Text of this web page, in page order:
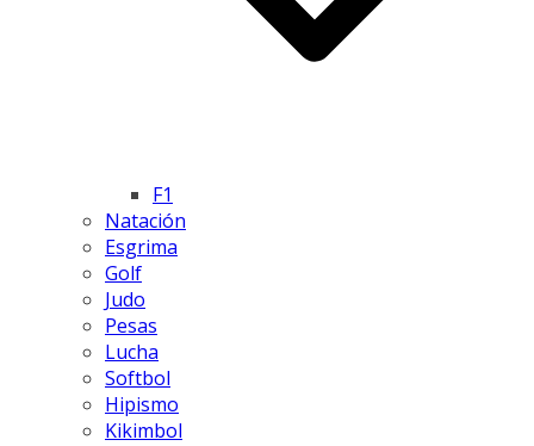
F1
Natación
Esgrima
Golf
Judo
Pesas
Lucha
Softbol
Hipismo
Kikimbol